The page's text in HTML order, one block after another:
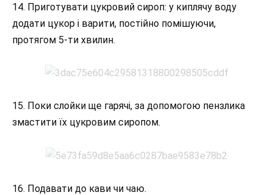
14. Приготувати цукровий сироп: у киплячу воду
додати цукор і варити, постійно помішуючи,
протягом 5-ти хвилин.
15. Поки слойки ще гарячі, за допомогою пензлика
змастити їх цукровим сиропом.
16. Подавати до кави чи чаю.